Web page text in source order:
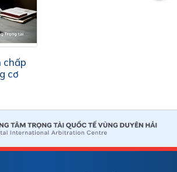
chấp
cơ